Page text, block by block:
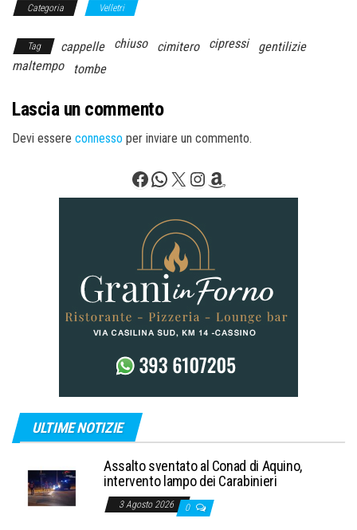
Categoria Velletri
Tag cappelle chiuso cimitero cipressi
gentilizie
maltempo
tombe
Lascia un commento
Devi essere connesso per inviare un commento.
Facebook
WhatsApp
X Instagram
Amazon
ULTIME NOTIZIE
Assalto sventato al Conad di Aquino,
intervento lampo dei Carabinieri
3 Agosto 2026 0